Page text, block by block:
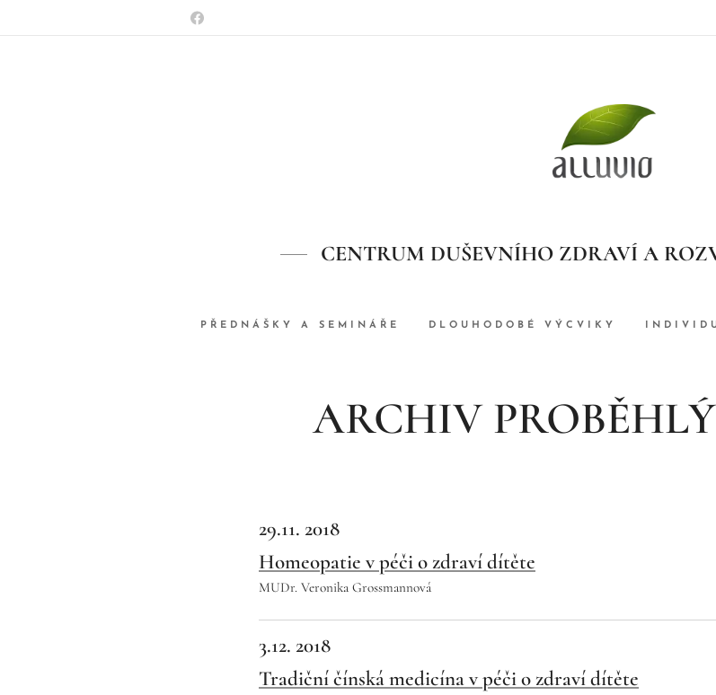
CENTRUM DUŠEVNÍHO ZDRAVÍ A
PŘEDNÁŠKY A SEMINÁŘE DLOUHODOBÉ VÝCVIKY
ARCHIV
29.11. 2018
Homeopatie v péči o zdraví dítěte
MUDr. Veronika Grossmannová
3.12. 2018
Tradiční čínská medicína v péči o zdraví dítěte